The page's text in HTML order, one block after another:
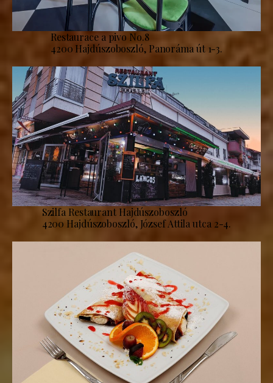
Restaurace a pivo No.8
4200 Hajdúszoboszló, Panoráma út 1-3.
Szilfa Restaurant Hajdúszoboszló
4200 Hajdúszoboszló, József Attila utca 2-4.